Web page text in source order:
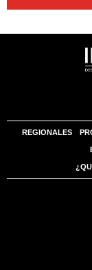
REGIONALES